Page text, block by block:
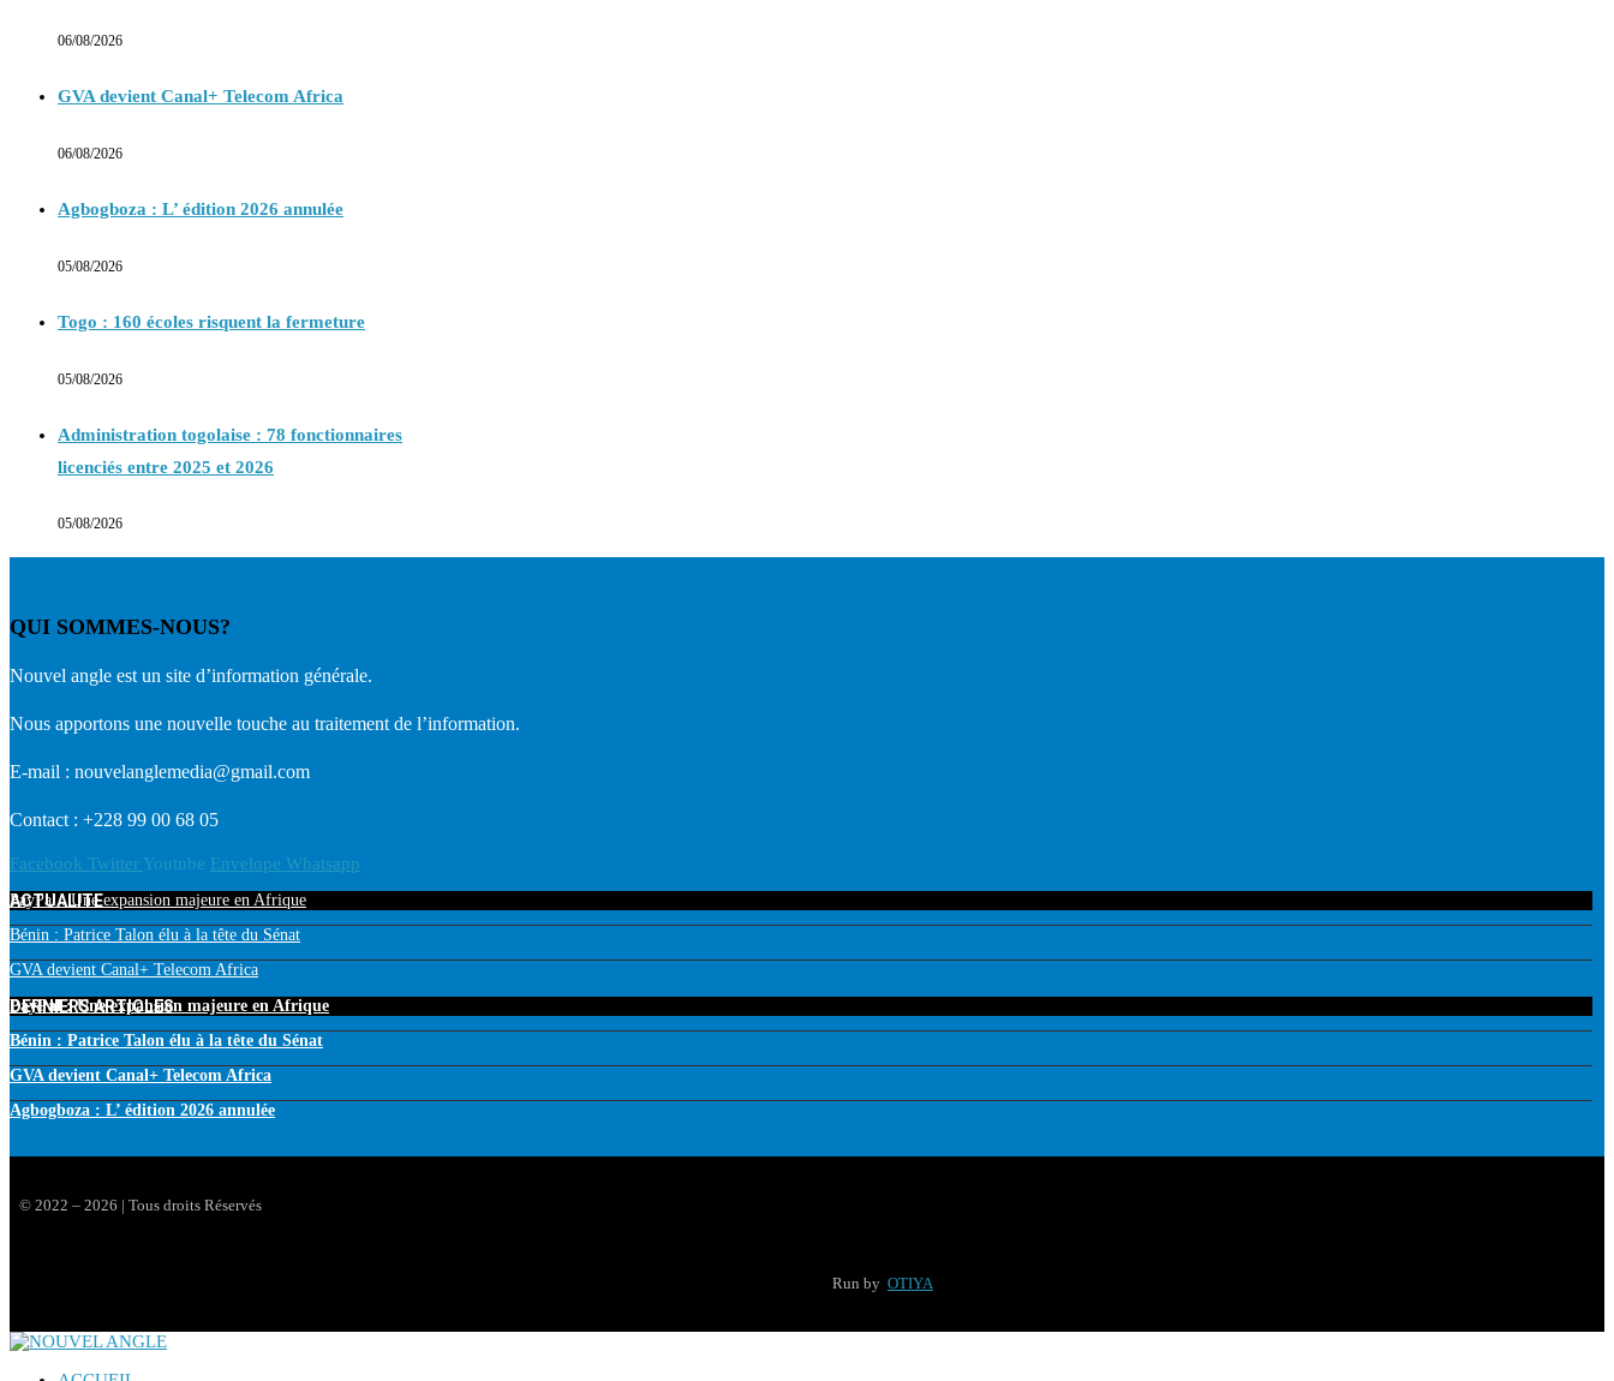
06/08/2026
GVA devient Canal+ Telecom Africa
06/08/2026
Agbogboza : L’ édition 2026 annulée
05/08/2026
Togo : 160 écoles risquent la fermeture
05/08/2026
Administration togolaise : 78 fonctionnaires
licenciés entre 2025 et 2026
05/08/2026
QUI SOMMES-NOUS?
Nouvel angle est un site d’information générale.
Nous apportons une nouvelle touche au traitement de l’information.
E-mail : nouvelanglemedia@gmail.com
Contact : +228 99 00 68 05
Facebook Twitter Youtube Envelope Whatsapp
ACTUALITE
PayPal : Une expansion majeure en Afrique
Bénin : Patrice Talon élu à la tête du Sénat
GVA devient Canal+ Telecom Africa
DERNIERS ARTICLES
PayPal : Une expansion majeure en Afrique
Bénin : Patrice Talon élu à la tête du Sénat
GVA devient Canal+ Telecom Africa
Agbogboza : L’ édition 2026 annulée
© 2022 – 2026 | Tous droits Réservés
Run by OTIYA